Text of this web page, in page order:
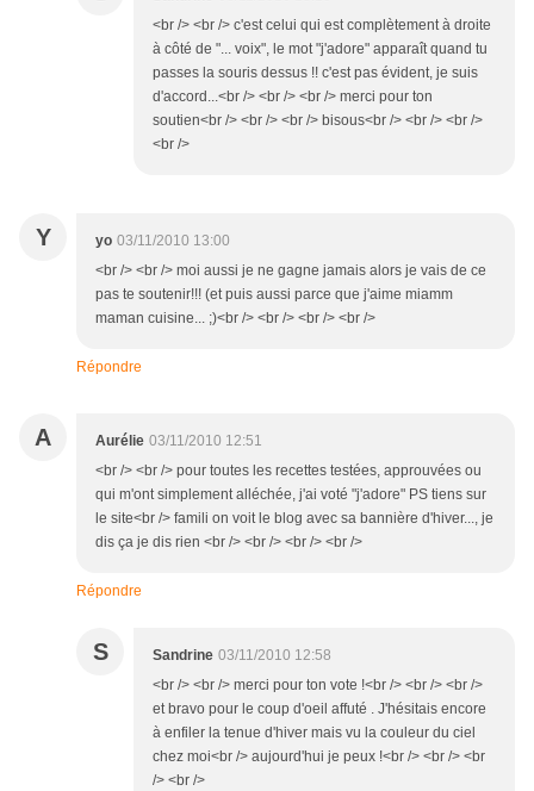
<br /> <br /> c'est celui qui est complètement à droite
à côté de "... voix", le mot "j'adore" apparaît quand tu
passes la souris dessus !! c'est pas évident, je suis
d'accord...<br /> <br /> <br /> merci pour ton
soutien<br /> <br /> <br /> bisous<br /> <br /> <br />
<br />
Y yo 03/11/2010 13:00
<br /> <br /> moi aussi je ne gagne jamais alors je vais de ce
pas te soutenir!!! (et puis aussi parce que j'aime miamm
maman cuisine... ;)<br /> <br /> <br /> <br />
Répondre
A Aurélie 03/11/2010 12:51
<br /> <br /> pour toutes les recettes testées, approuvées ou
qui m'ont simplement alléchée, j'ai voté "j'adore" PS tiens sur
le site<br /> famili on voit le blog avec sa bannière d'hiver..., je
dis ça je dis rien <br /> <br /> <br /> <br />
Répondre
S Sandrine 03/11/2010 12:58
<br /> <br /> merci pour ton vote !<br /> <br /> <br />
et bravo pour le coup d'oeil affuté . J'hésitais encore
à enfiler la tenue d'hiver mais vu la couleur du ciel
chez moi<br /> aujourd'hui je peux !<br /> <br /> <br
/> <br />